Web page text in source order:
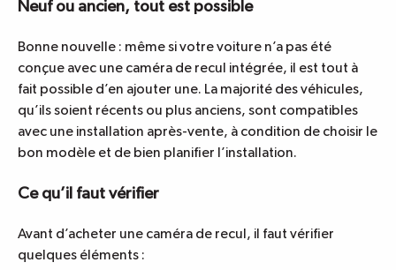
Neuf ou ancien, tout est possible
Bonne nouvelle : même si votre voiture n’a pas été
conçue avec une caméra de recul intégrée, il est tout à
fait possible d’en ajouter une. La majorité des véhicules,
qu’ils soient récents ou plus anciens, sont compatibles
avec une installation après-vente, à condition de choisir le
bon modèle et de bien planifier l’installation.
Ce qu’il faut vérifier
Avant d’acheter une caméra de recul, il faut vérifier
quelques éléments :